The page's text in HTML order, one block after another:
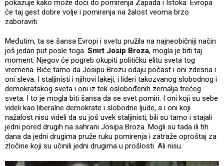
pokazuje kako može doći do pomirenja Zapada i Istoka. Evropa
će taj gest dobre volje i pomirenja na žalost veoma brzo
zaboraviti.
Međutim, ta se šansa Evropi i svetu pružila na najneobičniji način
još jedan put posle toga. Smrt Josip Broza, mogla je biti taj
moment. Njegov će pogreb okupiti političku elitu sveta tog
vremena. Biće tamo da Josipu Brozu odaju počast i oni zdesna i
oni sleva. I staljinisti i njihovi lakeji, i lideri takozvanog slobodnog i
demokratskog sveta i oni iz tek oslobođenih zemalja trećeg
sveta. I to je mogla biti šansa da se svet pomiri. I oni koji su sebe
videli kao liberalne demokrate i slobodne ljude, a i oni koji
nažalost nisu videli da su još uvek staljinisti, bili su tamo i stajali
jedni pored drugih na sahrani Josipa Broza. Mogli su tada ili tih
dana da jedni drugima pruže ruku pomirenja i zatraže oproštaj za
zločine koji su učinili jedni drugima u prošlosti. Ali nisu.